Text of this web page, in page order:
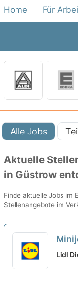
Home Für
Alle Jobs
Aktuelle
in Güstrow
Finde aktuelle Jobs im
Stellenangebote im
Lidl